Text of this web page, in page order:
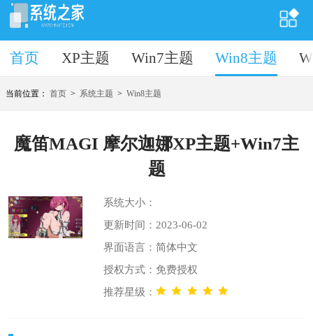
首页 XP主题 Win7主题 Win8主题
首页
当前位置：首页 > 系统主题 >Win8主题
魔笛MAGI 摩尔迦娜XP主题+Win7主
题
系统大小：
更新时间：2023-06-02
界面语言：简体中文
授权方式：免费授权
推荐星级：